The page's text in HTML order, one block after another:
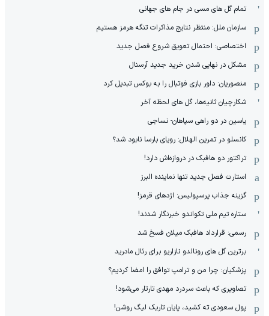
تمام گل های مسی در جام های جهانی
سازمان ملل: منتظر نتایج مذاکرات تنگه هرمز هستیم
اختصاصی: احتمال تعویق شروع فصل جدید
مشکل در نهایی شدن خرید جدید آرسنال
منصوریان: داور بازی فوتبال را به بوکس تبدیل کرد
شکارچیان ثانیه‌ها، گل های لحظه آخر
یاسین در دو راهی سپاهان- نساجی
کانسلو در تمرین الهلال: رویای بارسا نابود شد؟
تراکتور دو هافبک در دروازه‌اش دارد!
استارت فصل جدید تنها نماینده البرز
گزینه جذاب پرسپولیس: اژدهای قرمز!
ستاره تیم ملی تکواندو خبرنگار شدند!
رسمی: قرارداد هافبک میلان فسخ شد
برترین گل های رونالدو نازاریو برای رئال مادرید
پزشکیان: چرا من و ترامپ توافق را امضا کردیم؟
تصاویری که باعث سردرد مهدی تارتار می‌شود!
پول سعودی ته کشید، پایان تاریک لیگ روشن!